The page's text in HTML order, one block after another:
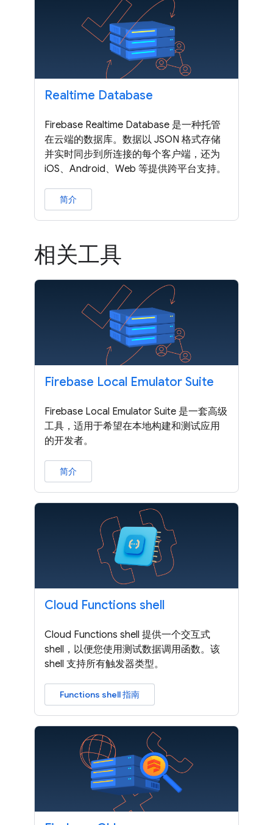
Realtime Database
Firebase Realtime Database 是一种托管
在云端的数据库。数据以 JSON 格式存储
并实时同步到所连接的每个客户端，还为
iOS、Android、Web 等提供跨平台支持。
简介
相关工具
Firebase Local Emulator Suite
Firebase Local Emulator Suite 是一套高级
工具，适用于希望在本地构建和测试应用
的开发者。
简介
Cloud Functions shell
Cloud Functions shell 提供一个交互式
shell，以便您使用测试数据调用函数。该
shell 支持所有触发器类型。
Functions shell 指南